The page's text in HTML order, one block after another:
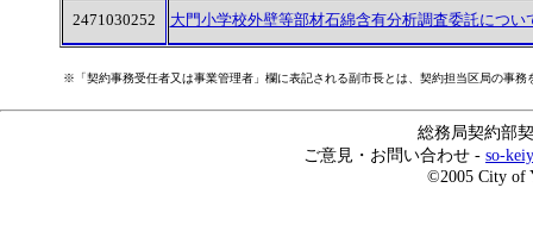
2471030252 大門小学校外壁等部材石綿含有分析調査委託につい
※「契約事務受任者又は事業管理者」欄に表記される副市長とは、契約担当区局の事務
総務局契約部
ご意見・お問い合わせ - so-
©2005 City of